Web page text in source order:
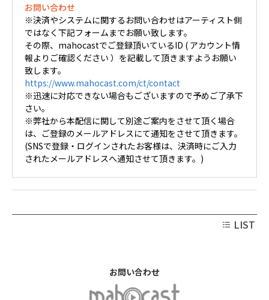
お問い合わせ
※決済やシステムに関するお問い合わせはアーティスト側
ではなく下記フォームまでお願い致します。
その際、mahocastでご登録頂いているID ( アカウント情
報よりご確認ください ）を記載して頂きますようお願い
致します。
https://www.mahocast.com/ct/contact
※迅速に対応できない場合もございますので予めご了承下
さい。
※弊社から本配信に関して別途ご案内をさせて頂く場合
は、ご登録のメールアドレスにて通知をさせて頂きます。
(SNSで登録・ログインされたお客様は、決済時にご入力
されたメールアドレスへ通知させて頂きます。)
LIST
お問い合わせ